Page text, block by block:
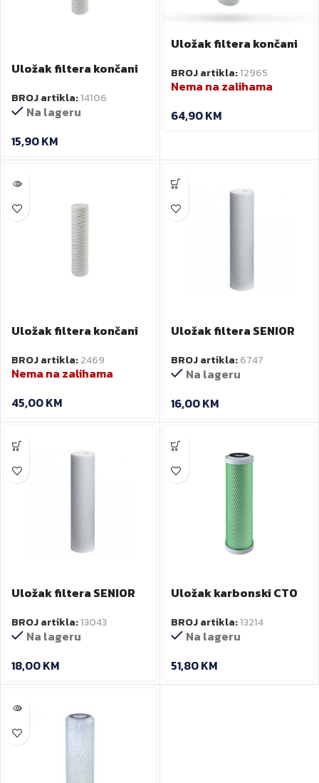
Uložak filtera končani
NOBEL
BROJ artikla:14106
Na lageru
15,90KM
Uložak filtera končani
NOBEL
BROJ artikla:12965
Nema na zalihama
64,90KM
Uložak filtera končani
BROJ artikla:2469
Nema na zalihama
45,00KM
Uložak filtera SENIOR
BROJ artikla:6747
Na lageru
16,00KM
Uložak filtera SENIOR
BROJ artikla:13043
Na lageru
18,00KM
Uložak karbonski CTO
BROJ artikla:13214
Na lageru
51,80KM